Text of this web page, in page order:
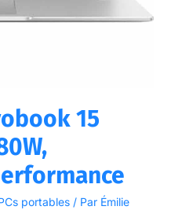
15
portables/ Par Émilie